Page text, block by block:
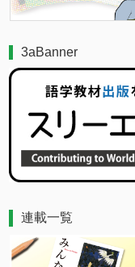
3aBanner
連載一覧